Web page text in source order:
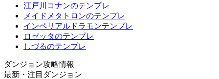
江戸川コナンのテンプレ
メイドメタトロンのテンプレ
インペリアルドラモンテンプレ
ロゼッタのテンプレ
しづるのテンプレ
ダンジョン攻略情報
最新・注目ダンジョン